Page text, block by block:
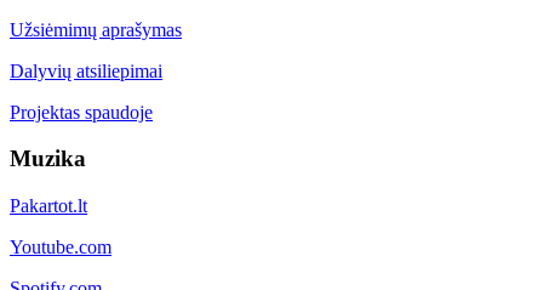
Užsiėmimų aprašymas
Dalyvių atsiliepimai
Projektas spaudoje
Muzika
Pakartot.lt
Youtube.com